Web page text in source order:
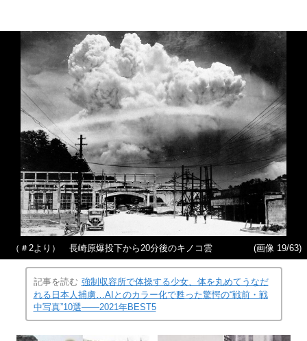
（＃2より） 長崎原爆投下から20分後のキノコ雲 (画像 19/63)
記事を読む 強制収容所で体操する少女、体を丸めてうなだ
れる日本人捕虜…AIとのカラー化で甦った驚愕の“戦前・戦
中写真”10選――2021年BEST5